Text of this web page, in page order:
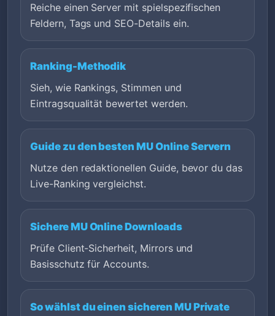
Reiche einen Server mit spielspezifischen
Feldern, Tags und SEO-Details ein.
Ranking-Methodik
Sieh, wie Rankings, Stimmen und
Eintragsqualität bewertet werden.
Guide zu den besten MU Online Servern
Nutze den redaktionellen Guide, bevor du das
Live-Ranking vergleichst.
Sichere MU Online Downloads
Prüfe Client-Sicherheit, Mirrors und
Basisschutz für Accounts.
So wählst du einen sicheren MU Private